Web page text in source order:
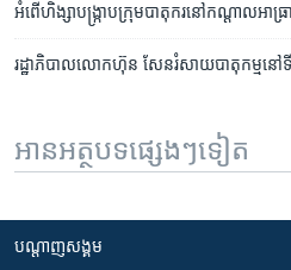
អំពើ​ហិង្សា​បង្ក្រាប​ក្រុម​បាតុករ​នៅ​កណ្តាល​អាធ្រ
រដ្ឋាភិបាល​លោក​ហ៊ុន សែន​រំសាយ​បាតុកម្ម​នៅ​
អានអត្ថបទផ្សេងៗទៀត
បណ្តាញ​សង្គម